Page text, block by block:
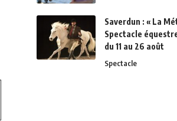
Saverdun : « La
Spectacle
du 11 au 26 août
Spectacle